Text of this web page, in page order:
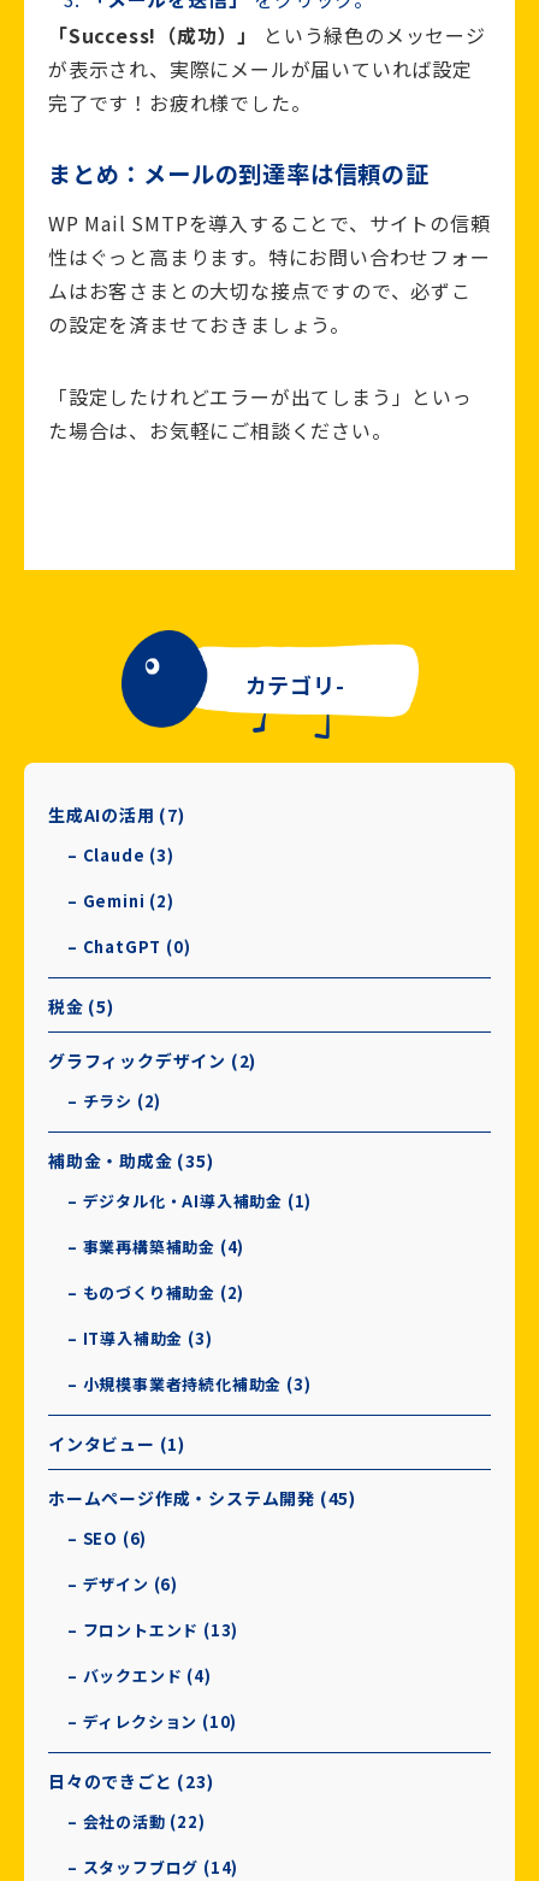
「Success!（成功）」
という緑色のメッセージ
が表示され、実際にメールが届いていれば設定
完了です！お疲れ様でした。
まとめ：メールの到達率は信頼の証
WP Mail SMTPを導入することで、サイトの信頼
性はぐっと高まります。特にお問い合わせフォー
ムはお客さまとの大切な接点ですので、必ずこ
の設定を済ませておきましょう。
「設定したけれどエラーが出てしまう」といっ
た場合は、お気軽にご相談ください。
カテゴリ-
生成AIの活用 (7)
– Claude (3)
– Gemini (2)
– ChatGPT (0)
税金 (5)
グラフィックデザイン (2)
– チラシ (2)
補助金・助成金 (35)
– デジタル化・AI導入補助金 (1)
– 事業再構築補助金 (4)
– ものづくり補助金 (2)
– IT導入補助金 (3)
– 小規模事業者持続化補助金 (3)
インタビュー (1)
ホームページ作成・システム開発 (45)
– SEO (6)
– デザイン (6)
– フロントエンド (13)
– バックエンド (4)
– ディレクション (10)
日々のできごと (23)
– 会社の活動 (22)
– スタッフブログ (14)